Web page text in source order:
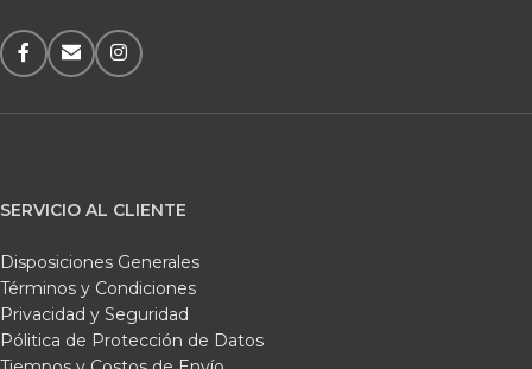
SERVICIO AL CLIENTE
Disposiciones Generales
Términos y Condiciones
Privacidad y Seguridad
Pólitica de Protección de Datos